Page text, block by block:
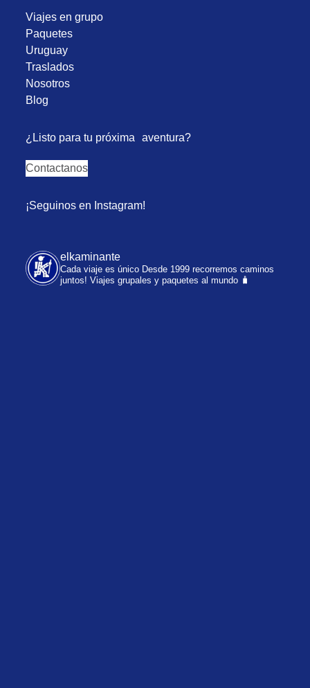
Viajes en grupo
Paquetes
Uruguay
Traslados
Nosotros
Blog
¿Listo para tu próxima aventura?
Contactanos
¡Seguinos en Instagram!
elkaminante
Cada viaje es único Desde 1999 recorremos caminos
juntos! Viajes grupales y paquetes al mundo 🧳